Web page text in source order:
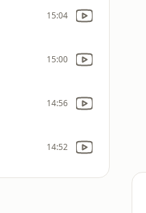
15:04
15:00
14:56
14:52